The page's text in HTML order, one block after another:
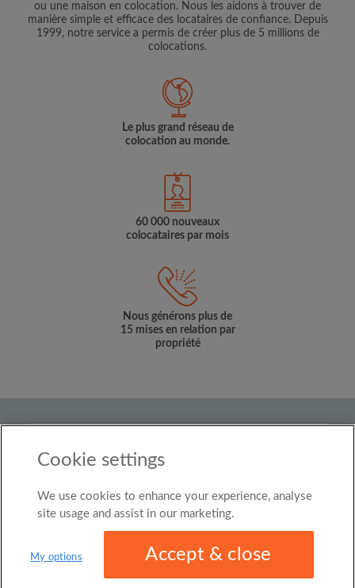
ou une maison en colocation. Nous les aidons à trouver de
manière simple et efficace des locataires de confiance. Depuis
1999, notre service a permis de créer plus de 5 millions de
colocations.
Le plus grand réseau de
colocation au monde.
60 000 nouveaux
colocataires par mois
Nous générons plus de
15 mises en relation par
propriété
Luxembourg
© Roomgo Limited 2025 - 21 Market Place, Stockport,
United Kingdom, SK1 1EU
Cookie settings
We use cookies to enhance your experience, analyse
site usage and assist in our marketing.
My options Accept & close